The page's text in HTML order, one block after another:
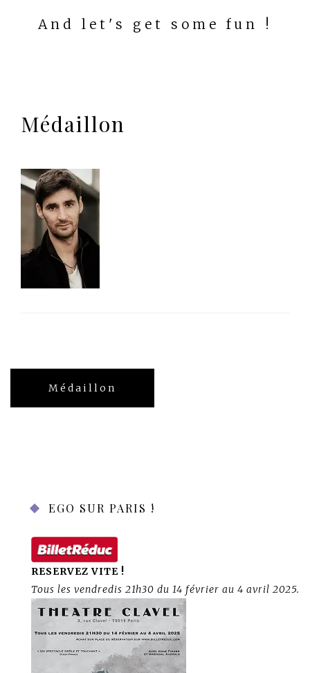
And let's get some fun !
Médaillon
l’article
Médaillon
EGO SUR PARIS !
RESERVEZ VITE !
Tous les vendredis 21h30 du 14 février au 4 avril 2025.